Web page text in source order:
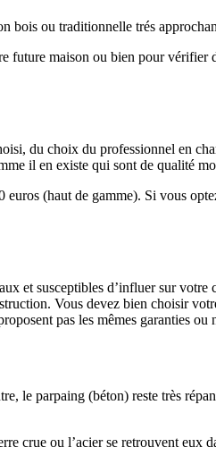
bois ou traditionnelle trés
future maison ou bien pour vérifier
du choix du professionnel en
il en existe qui sont de qualité
(haut de gamme). Si vous
et susceptibles d’influer sur votre
Vous devez bien choisir
pas les mêmes garanties ou
le parpaing (béton) reste très
crue ou l’acier se retrouvent eux